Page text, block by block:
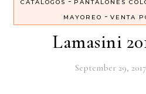
CATALOGOS
PANTALONES
MAYOREO - VENTA
Lamasini
September 29, 2017